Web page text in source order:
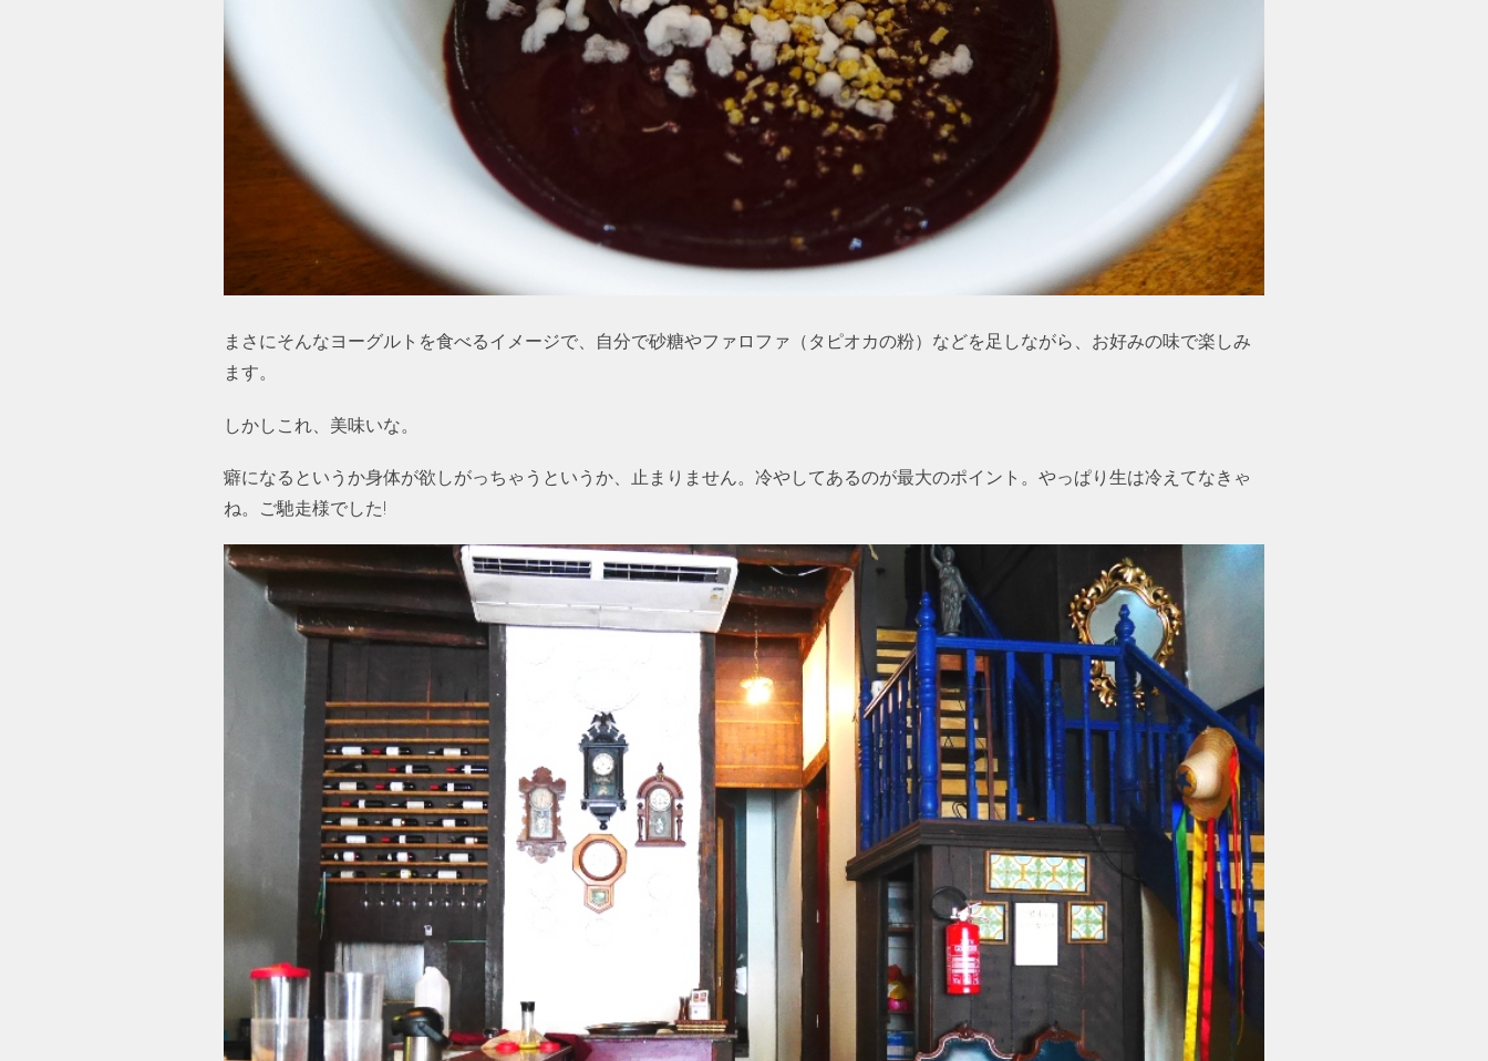
まさにそんなヨーグルトを食べるイメージで、自分で砂糖やファロファ（タピオカの粉）などを足しながら、お好みの味で楽しみ
ます。
しかしこれ、美味いな。
癖になるというか身体が欲しがっちゃうというか、止まりません。冷やしてあるのが最大のポイント。やっぱり生は冷えてなきゃ
ね。ご馳走様でした!